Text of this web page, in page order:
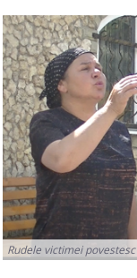
Rudele victimei